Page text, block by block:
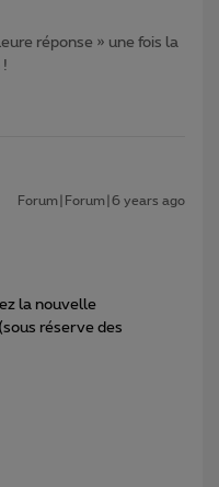
réponse » une fois la
!
Forum|Forum|6 years ago
la nouvelle
réserve des